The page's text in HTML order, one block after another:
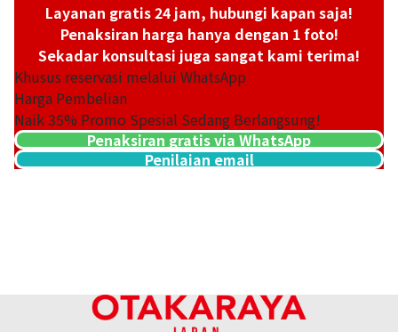
Platinum (Pt900) earrings
Layanan gratis 24 jam, hubungi kapan saja!
Penaksiran harga hanya dengan 1 foto!
Sekadar konsultasi juga sangat kami terima!
Khusus reservasi melalui WhatsApp
Harga Pembelian
Naik35% Promo Spesial Sedang Berlangsung!
Penaksiran gratis via WhatsApp
Penilaian email